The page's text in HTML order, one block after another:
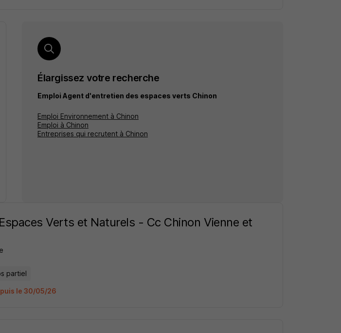
Élargissez votre recherche
Emploi Agent d'entretien des espaces verts Chinon
Emploi Environnement à Chinon
Emploi à Chinon
Entreprises qui recrutent à Chinon
Verts et Naturels - Cc Chinon Vienne et
partiel
le 30/05/26